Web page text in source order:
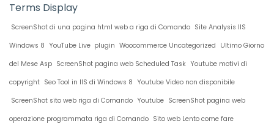
Terms Display
ScreenShot di una pagina html web a riga di Comando Site Analysis IIS
Windows 8 YouTube Live plugin Woocommerce Uncategorized Ultimo Giorno
del Mese Asp ScreenShot pagina web Scheduled Task Youtube motivi di
copyright Seo Tool in IIS di Windows 8 Youtube Video non disponibile
ScreenShot sito web riga di Comando Youtube ScreenShot pagina web
operazione programmata riga di Comando Sito web Lento come fare